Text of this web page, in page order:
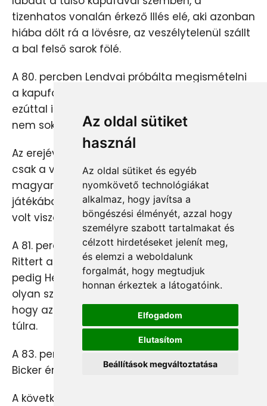
Az oldal sütiket
használ
Az oldal sütiket és egyéb
nyomkövető technológiákat
alkalmaz, hogy javítsa a
böngészési élményét, azzal hogy
személyre szabott tartalmakat és
célzott hirdetéseket jelenít meg,
és elemzi a weboldalunk
forgalmát, hogy megtudjuk
honnan érkeztek a látogatóink.
Elfogadom
Elutasítom
Beállítások megváltoztatása
tizenhatos vonalán érkező Illés elé, aki azonban
hiába dőlt rá a lövésre, az veszélytelenül szállt
a bal felső sarok fölé.
A 80. percben Lendvai próbálta megismételni
a kapufát hozó távoli lövését, de kísérlete
ezúttal inkább a bal alsó sarkot veszélyeztette,
nem sokkal zúgva el a léc mellett.
Az erejével elkészült liechtensteiniek ekkor már
csak a védekezéssel törődtek; az egykapuzó
magyar válogatott pedig darált ugyan, de
játékába nem sok fantázia szorult, annál több
volt viszont a pontatlanság.
A 81. percben Mátyus például simán lefutotta
Rittert a bal oldalon, félmagas beadására
pedig Herczeg érkezett az ötös túlsó sarkán, de
olyan szerencsétlenül találta el a játékszert,
hogy az a saját álláról pattant az alapvonalon
túlra.
A 83. percben Thomas Beck helyére Herbert
Bicker érkezett a pályára - jó lassan…
A következő minutumban Illés lőhetett volna